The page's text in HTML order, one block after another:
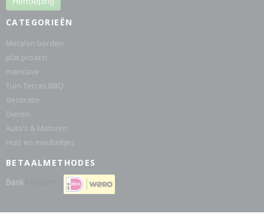
CATEGORIEËN
Metalen borden
plat proat'n
mancave
Tuin Terras BBQ
decoratie
Dieren
Auto's & Motoren
Huis en meubeltjes
BETAALMETHODES